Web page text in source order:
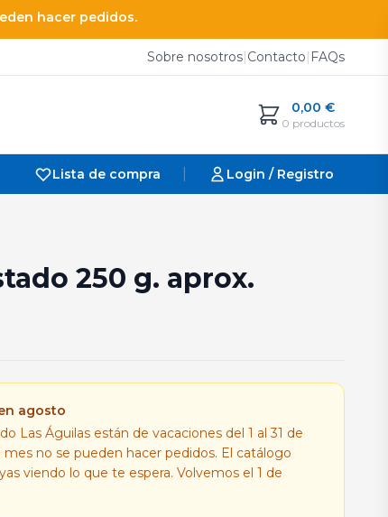
hacer pedidos.
Sobre nosotros|Contacto| FAQs
0,00 €
0 productos
Lista de compra Login / Registro
250 g. aprox.
agosto
Las Águilas están de vacaciones del 1 al 31 de
no se pueden hacer pedidos. El catálogo
viendo lo que te espera. Volvemos el 1 de